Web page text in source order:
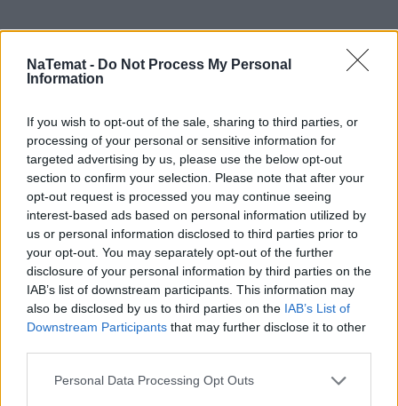
NaTemat - Do Not Process My Personal
Information
If you wish to opt-out of the sale, sharing to third parties, or
processing of your personal or sensitive information for
targeted advertising by us, please use the below opt-out
section to confirm your selection. Please note that after your
opt-out request is processed you may continue seeing
interest-based ads based on personal information utilized by
us or personal information disclosed to third parties prior to
your opt-out. You may separately opt-out of the further
disclosure of your personal information by third parties on the
IAB’s list of downstream participants. This information may
also be disclosed by us to third parties on the IAB’s List of
Downstream Participants that may further disclose it to other
Personal Data Processing Opt Outs
– Dlatego być może warto szczepić seniorów dwa
razy do roku – przekonuje prof. Filipiak.
kilka procent osób. Sukcesem było osiągnięcie 11
proc. w 2022 r.
Szczepienie a odporność
Prof. Joanna Zajkowska z Kliniki Chorób
Zakaźnych i Neuroinfekcji Uniwersytetu
Medycznego w Białymstoku podkreśla, że regularne
szczepienie seniorów przeciw grypie może
wzmacniać w tej grupie mechanizmy odporności
nieswoistej.